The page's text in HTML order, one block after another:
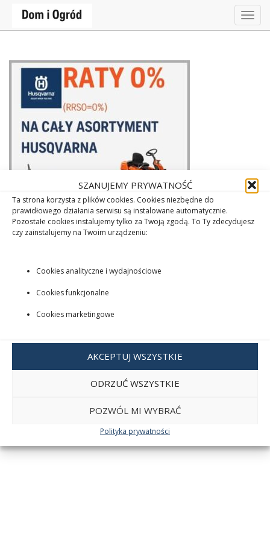
SZANUJEMY PRYWATNOŚĆ
Ta strona korzysta z plików cookies. Cookies niezbędne do
prawidłowego działania serwisu są instalowane automatycznie.
Pozostałe cookies instalujemy tylko za Twoją zgodą. To Ty zdecydujesz
czy zainstalujemy na Twoim urządzeniu:
Cookies analityczne i wydajnościowe
Cookies funkcjonalne
Cookies marketingowe
AKCEPTUJ WSZYSTKIE
ODRZUĆ WSZYSTKIE
POZWÓL MI WYBRAĆ
Polityka prywatności